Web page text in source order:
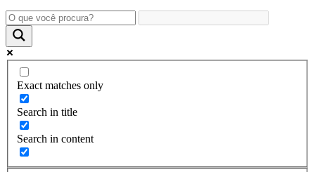
Exact matches only
Search in title
Search in content